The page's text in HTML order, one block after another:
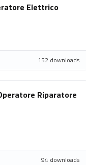
Elettrico
152 downloads
Riparatore
94 downloads